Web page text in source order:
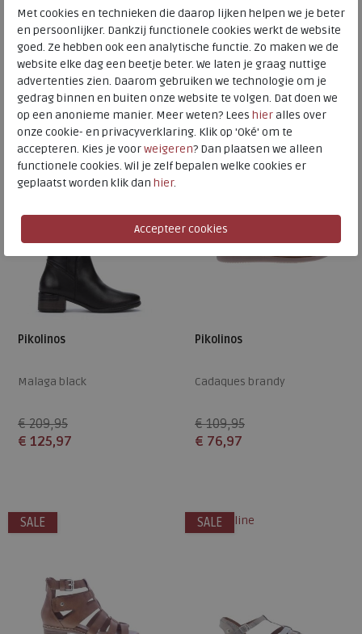
€ 179,95
Beschikbare maten
37 39 40 41
Vigo marfil
€ 134,95
€ 67,48
Beschikbare maten
41
SALE
Pikolinos
Malaga black
€ 209,95
€ 125,97
SALE
Pikolinos
Cadaques brandy
€ 109,95
€ 76,97
SALE SALE
alleen online
Met cookies en technieken die daarop lijken helpen we je beter
en persoonlijker. Dankzij functionele cookies werkt de website
goed. Ze hebben ook een analytische functie. Zo maken we de
website elke dag een beetje beter. We laten je graag nuttige
advertenties zien. Daarom gebruiken we technologie om je
gedrag binnen en buiten onze website te volgen. Dat doen we
op een anonieme manier. Meer weten? Lees hieralles over
onze cookie- en privacyverklaring. Klik op 'Oké' om te
accepteren. Kies je voorweigeren? Dan plaatsen we alleen
functionele cookies. Wil je zelf bepalen welke cookies er
geplaatst worden klik dan hier.